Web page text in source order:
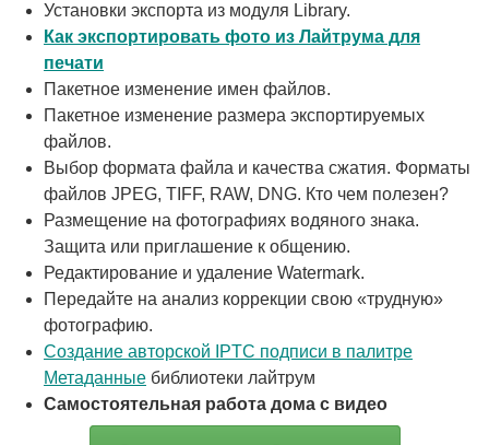
Установки экспорта из модуля Library.
Как экспортировать фото из Лайтрума для
печати
Пакетное изменение имен файлов.
Пакетное изменение размера экспортируемых
файлов.
Выбор формата файла и качества сжатия. Форматы
файлов JPEG, TIFF, RAW, DNG. Кто чем полезен?
Размещение на фотографиях водяного знака.
Защита или приглашение к общению.
Редактирование и удаление Watermark.
Передайте на анализ коррекции свою «трудную»
фотографию.
Создание авторской IPTC подписи в палитре
Метаданные библиотеки лайтрум
Самостоятельная работа дома с видео